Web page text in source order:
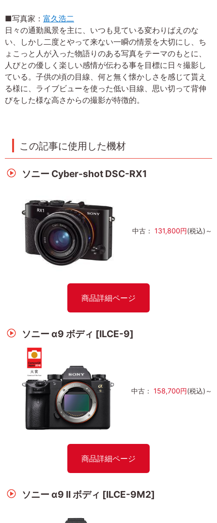
■写真家： 富久浩二
日々の通勤風景を主に、いつも見ている変わりばえのな
い、しかし二度とやって来ない一瞬の情景を大切にし、ち
ょこっと人が入った物語りのある写真をテーマのもとに、
人びとの優しく楽しい感情が伝わる事を目標に日々撮影し
ている。子供の頃の目線、何と無く懐かしさを感じて貰え
る様に、ライブビューを使った低い目線、思い切って背伸
びをした様な高さからの撮影が特徴的。
この記事に使用した機材
ソニー Cyber-shot DSC-RX1
中古： 131,800円(税込)～
商品詳細ページ
ソニー α9 ボディ [ILCE-9]
中古： 158,700円(税込)～
商品詳細ページ
ソニー α9 II ボディ [ILCE-9M2]